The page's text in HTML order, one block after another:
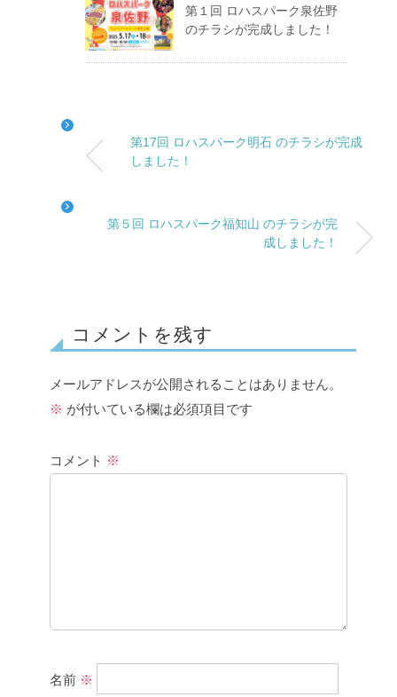
第１回 ロハスパーク泉佐野
のチラシが完成しました！
第17回 ロハスパーク明石 のチラシが完成
しました！
第５回 ロハスパーク福知山 のチラシが完
成しました！
コメントを残す
メールアドレスが公開されることはありません。
※ が付いている欄は必須項目です
コメント ※
名前 ※